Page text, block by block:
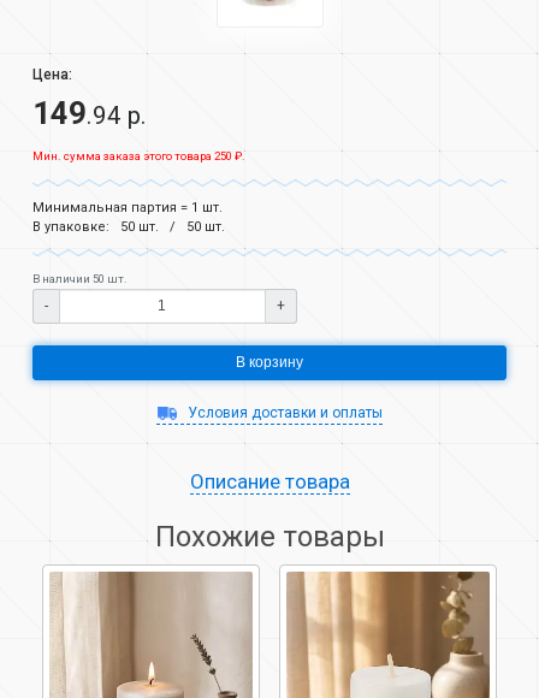
Цена:
149.94 р.
Мин. сумма заказа этого товара 250 ₽.
Минимальная партия = 1 шт.
В упаковке:
50 шт. 50 шт.
В наличии 50 шт.
- +
В корзину
Условия доставки и оплаты
Описание товара
Похожие товары